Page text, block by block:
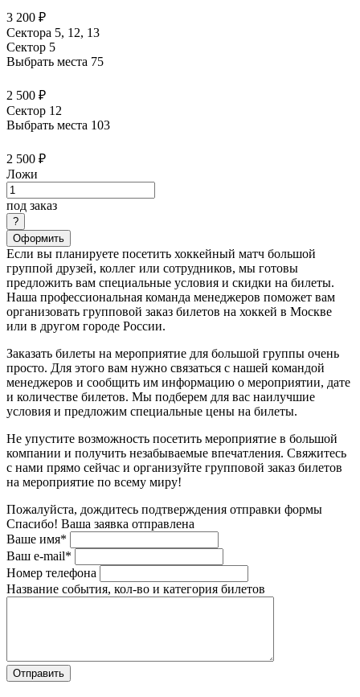
3 200 ₽
Сектора 5, 12, 13
Сектор 5
Выбрать места 75
2 500 ₽
Сектор 12
Выбрать места 103
2 500 ₽
Ложи
под заказ
Оформить
Если вы планируете посетить хоккейный матч большой
группой друзей, коллег или сотрудников, мы готовы
предложить вам специальные условия и скидки на билеты.
Наша профессиональная команда менеджеров поможет вам
организовать групповой заказ билетов на хоккей в Москве
или в другом городе России.
Заказать билеты на мероприятие для большой группы очень
просто. Для этого вам нужно связаться с нашей командой
менеджеров и сообщить им информацию о мероприятии, дате
и количестве билетов. Мы подберем для вас наилучшие
условия и предложим специальные цены на билеты.
Не упустите возможность посетить мероприятие в большой
компании и получить незабываемые впечатления. Свяжитесь
с нами прямо сейчас и организуйте групповой заказ билетов
на мероприятие по всему миру!
Пожалуйста, дождитесь подтверждения отправки формы
Спасибо! Ваша заявка отправлена
Ваше имя*
Ваш e-mail*
Номер телефона
Название события, кол-во и категория билетов